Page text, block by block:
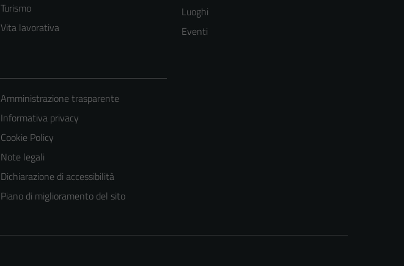
Turismo
Vita lavorativa
Luoghi
Eventi
Amministrazione trasparente
Informativa privacy
Cookie Policy
Note legali
Dichiarazione di accessibilità
Piano di miglioramento del sito